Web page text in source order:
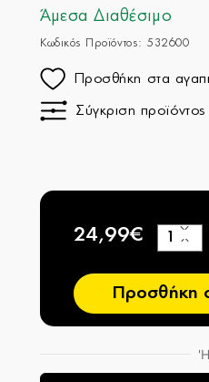
Άμεσα Διαθέσιμο
Κωδικός Προϊόντος: 532600
Προσθήκη στα
Σύγκριση προϊόντος
24,99€
−
+
Προσθήκη